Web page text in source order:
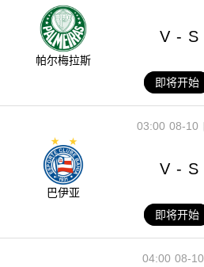
帕尔梅拉斯
V - S
即将开始
08-10
03:00
巴伊亚
V - S
即将开始
08-10
04:00